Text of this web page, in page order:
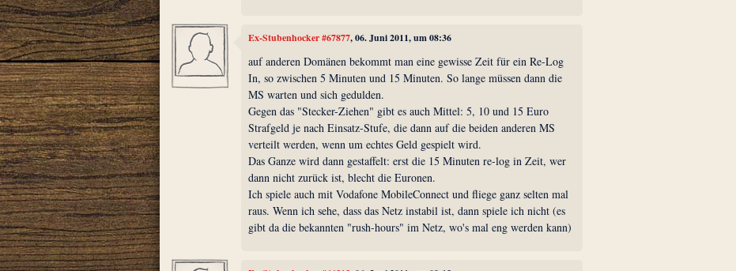
Ex-Stubenhocker #67877, 06. Juni 2011, um 08:36
auf anderen Domänen bekommt man eine gewisse Zeit für ein Re-Log
In, so zwischen 5 Minuten und 15 Minuten. So lange müssen dann die
MS warten und sich gedulden.
Gegen das "Stecker-Ziehen" gibt es auch Mittel: 5, 10 und 15 Euro
Strafgeld je nach Einsatz-Stufe, die dann auf die beiden anderen MS
verteilt werden, wenn um echtes Geld gespielt wird.
Das Ganze wird dann gestaffelt: erst die 15 Minuten re-log in Zeit, wer
dann nicht zurück ist, blecht die Euronen.
Ich spiele auch mit Vodafone MobileConnect und fliege ganz selten mal
raus. Wenn ich sehe, dass das Netz instabil ist, dann spiele ich nicht (es
gibt da die bekannten "rush-hours" im Netz, wo's mal eng werden kann)